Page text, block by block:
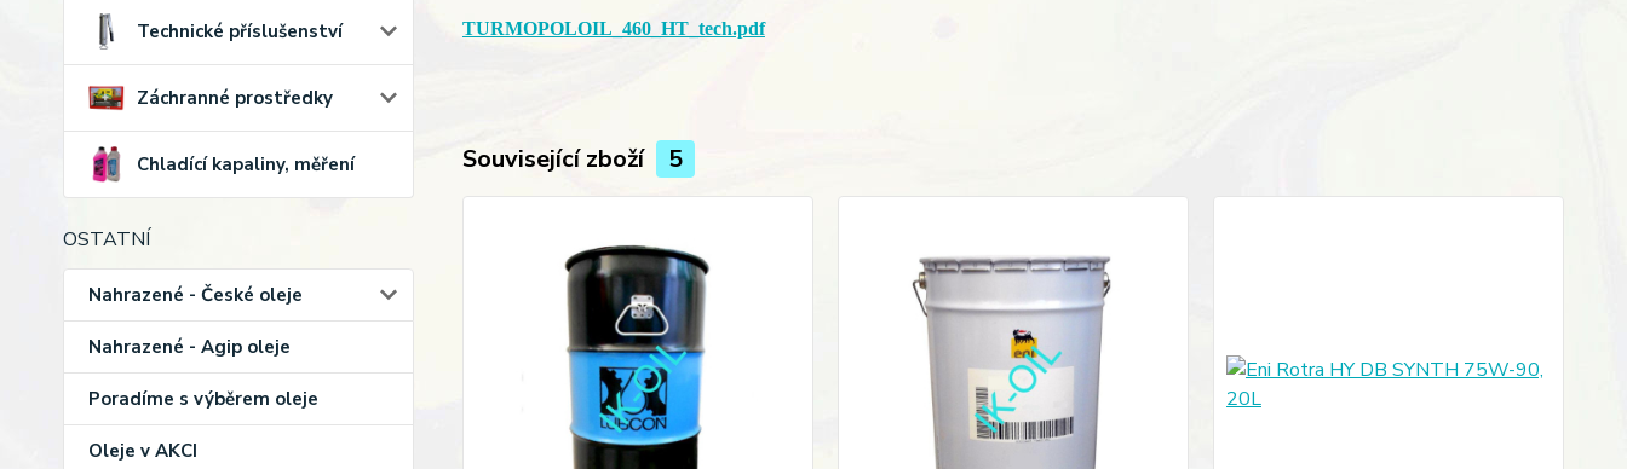
Technické příslušenství
Záchranné prostředky
Chladící kapaliny, měření
OSTATNÍ
Nahrazené - České oleje
Nahrazené - Agip oleje
Poradíme s výběrem oleje
Oleje v AKCI
TURMOPOLOIL_460_HT_tech.pdf
Související zboží 5